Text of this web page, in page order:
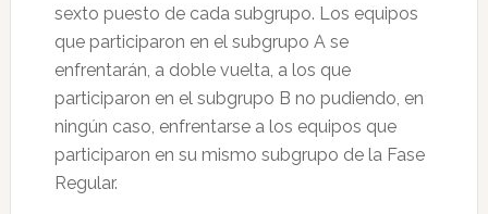
sexto puesto de cada subgrupo. Los equipos
que participaron en el subgrupo A se
enfrentarán, a doble vuelta, a los que
participaron en el subgrupo B no pudiendo, en
ningún caso, enfrentarse a los equipos que
participaron en su mismo subgrupo de la Fase
Regular.